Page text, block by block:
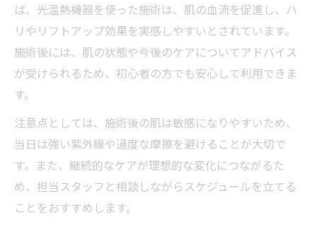
ば、光温熱機器を使った施術は、肌の血流を促進し、ハ
リやリフトアップ効果を実感しやすいとされています。
施術後には、肌の状態や今後のケアについてアドバイス
が受けられるため、初心者の方でも安心して利用できま
す。
注意点としては、施術後の肌は敏感になりやすいため、
当日は強い紫外線や過度な摩擦を避けることが大切で
す。また、継続的なケアが理想的な変化につながるた
め、担当スタッフと相談しながらスケジュールを立てる
ことをおすすめします。